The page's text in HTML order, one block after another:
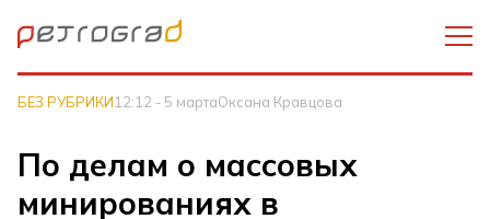
БЕЗ РУБРИКИ12:12 - 5 мартаОксана Кравцова
По делам о массовых
минированиях в